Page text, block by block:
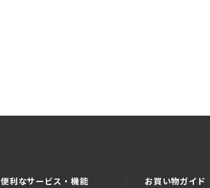
便利なサービス・機能 お買い物ガイド